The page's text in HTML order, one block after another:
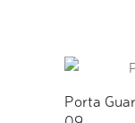
Porta